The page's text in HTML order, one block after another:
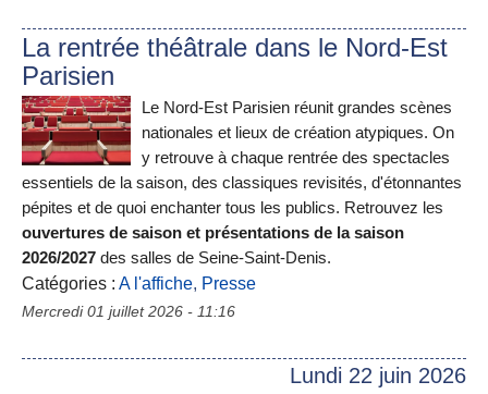
La rentrée théâtrale dans le Nord-Est
Parisien
Le Nord-Est Parisien réunit grandes scènes
nationales et lieux de création atypiques. On
y retrouve à chaque rentrée des spectacles
essentiels de la saison, des classiques revisités, d'étonnantes
pépites et de quoi enchanter tous les publics. Retrouvez les
ouvertures de saison et présentations de la saison
2026/2027 des salles de Seine-Saint-Denis.
Catégories : A l'affiche, Presse
Mercredi 01 juillet 2026 - 11:16
Lundi 22 juin 2026